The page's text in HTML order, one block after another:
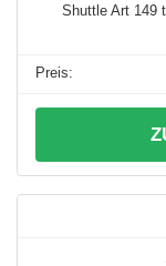
Shuttle Art 149